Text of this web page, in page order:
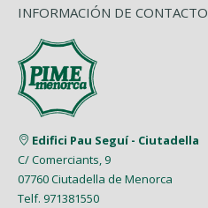
INFORMACIÓN DE CONTACTO
Edifici Pau Seguí - Ciutadella
C/ Comerciants, 9
07760 Ciutadella de Menorca
Telf. 971381550